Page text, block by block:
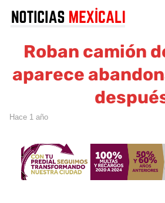
Roban camión
aparece
hace 1 año